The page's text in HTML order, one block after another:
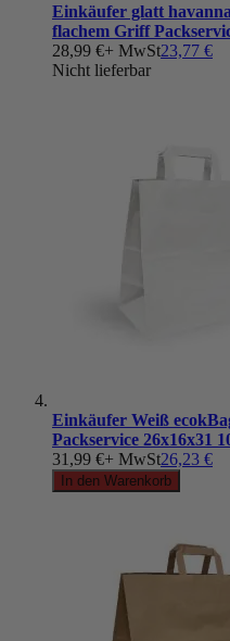
Einkäufer glatt
flachem Griff
28,99 €+ MwSt23,77 €
Nicht lieferbar
Einkäufer Weiß
Packservice 26x16x31
31,99 €+ MwSt26,23 €
In den Warenkorb